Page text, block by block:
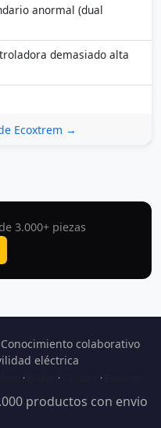
anormal (dual
demasiado alta
Ecoxtrem →
3.000+ piezas
colaborativo
eléctrica
· · ·
productos con envio